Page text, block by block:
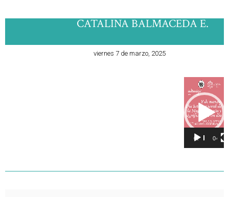
CATALINA BALMACEDA E.
viernes 7 de marzo, 2025
de
vídeo
00:00 04:35